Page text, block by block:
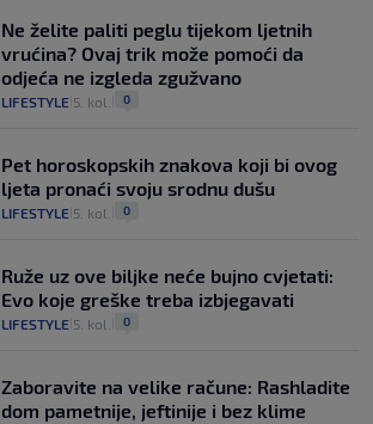
Ne želite paliti peglu tijekom ljetnih
vrućina? Ovaj trik može pomoći da
odjeća ne izgleda zgužvano
LIFESTYLE 5. kol. 0
Pet horoskopskih znakova koji bi ovog
ljeta pronaći svoju srodnu dušu
LIFESTYLE 5. kol. 0
Ruže uz ove biljke neće bujno cvjetati:
Evo koje greške treba izbjegavati
LIFESTYLE 5. kol. 0
Zaboravite na velike račune: Rashladite
dom pametnije, jeftinije i bez klime